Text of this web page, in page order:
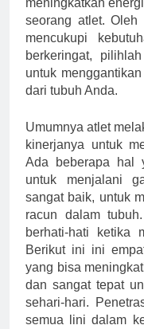
seorang atlet.
mencukupi
berkeringat,
untuk
dari tubuh Anda.
Umumnya atlet
kinerjanya untuk
Ada beberapa hal
untuk menjalani
sangat baik, untuk
racun dalam
berhati-hati ketika
Berikut ini ini
yang bisa
dan sangat tepat
sehari-hari.
semua lini dalam